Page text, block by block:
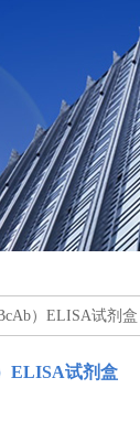
）ELISA试剂盒
ELISA试剂盒